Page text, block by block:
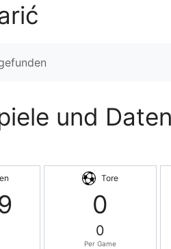
und Daten
Tore
0
0
Per Game